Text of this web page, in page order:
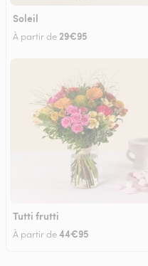
Soleil
À partir de29€95
Tutti frutti
À partir de44€95